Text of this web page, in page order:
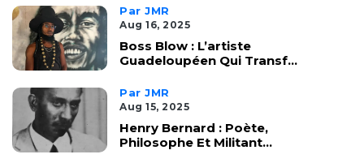
Par JMR
Aug 16, 2025
Boss Blow : L’artiste
Guadeloupéen Qui Transf...
Par JMR
Aug 15, 2025
Henry Bernard : Poète,
Philosophe Et Militant...